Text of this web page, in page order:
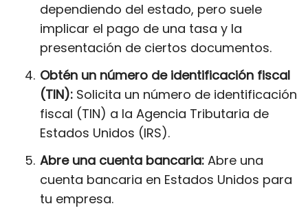
dependiendo del estado, pero suele
implicar el pago de una tasa y la
presentación de ciertos documentos.
Obtén un número de identificación fiscal
(TIN): Solicita un número de identificación
fiscal (TIN) a la Agencia Tributaria de
Estados Unidos (IRS).
Abre una cuenta bancaria: Abre una
cuenta bancaria en Estados Unidos para
tu empresa.